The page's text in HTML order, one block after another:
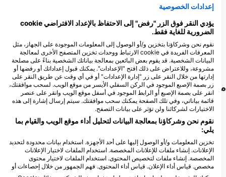
11المشاهدات
J
F
M
A
M
J
J
A
S
O
N
D
J
F
M
A
M
J
J
A
S
O
N
D
مراكز الغوص التي تلبي موقع الغوص هذا
إعدادات الخصوصية
يؤدي النقر فوق الزر "رفض" إلى الاحتفاظ بالإعداد الافتراضي cookie
الضرورية للغاية فقط.
نقوم نحن وشركاؤنا بتخزين و/أو الوصول إلى المعلومات الموجودة على الجهاز، مثل
المعرفات الفريدة في cookie الارتباط ووحدات تخزين المتصفح الأخرى لمعالجة
البيانات الشخصية. قد يقوم بعض البائعين بمعالجة بياناتك الشخصية بناءً على مصلحة
مشروعة، وللاعتراض على ذلك افتح "الإعدادات". يمكنك قبول إعداداتك أو رفضها أو
إدارتها من خلال النقر على زر "إدارة الإعدادات" أو في أي وقت عن طريق النقر على
زر بصمة الإصبع الموجود في الركن السفلي الأيسر من موقع الويب. لسحب موافقتك،
انقر على بصمة الإصبع أو الرابط الموجود في أسفل موقع الويب وانقر على عنصر
قائمة بياناتي، وفي تلك الصفحة يمكنك سحب موافقتك. سيتم إرسال إشارة إلى هذه
الاختيارات لشركائنا ولن تؤثر على بيانات التصفح.
نقوم نحن وشركاؤنا بمعالجة البيانات لتحليل أداء موقع الويب والقيام بما
يلي:
تخزين المعلومات و/أو الوصول إليها على أحد الأجهزة. استخدام بيانات محدودة لتحديد
الإعلانات. إنشاء ملفات للإعلانات المخصصة. استخدام الملفات لاختيار الإعلانات
المخصصة. إنشاء ملفات لتخصيص المحتوى. استخدام الملفات لاختيار محتوى
مخصص. قياس أداء الإعلان. قياس أداء المحتوى. فهم الجمهور من خلال إحصاءات أو